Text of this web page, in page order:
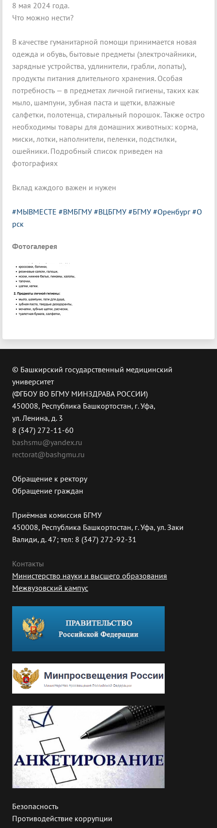
8 мая 2024 года.
Что можно нести?
В качестве гуманитарной помощи принимается новая
одежда и обувь, бытовые предметы (электрочайники,
зарядные устройства, удлинители, грабли, лопаты),
продукты питания длительного хранения. Особая
потребность — в предметах личной гигиены, таких как
мыло, шампуни, зубная паста и щетки, влажные
салфетки, полотенца, стиральный порошок. Также остро
необходимы товары для домашних животных: корма,
миски, лотки, наполнители, пеленки, подстилки,
ошейники. Подробный список приведен на
фотографиях
Вклад каждого важен и нужен
#МЫВМЕСТЕ #ВМБГМУ #ВЦБГМУ #БГМУ #Оренбург #О
рск
Фотогалерея
© Башкирский государственный медицинский
университет
(ФГБОУ ВО БГМУ МИНЗДРАВА РОССИИ)
450008, Республика Башкортостан, г. Уфа,
ул. Ленина, д. 3
8 (347) 272-11-60
bashsmu@yandex.ru
rectorat@bashgmu.ru
Обращение к ректору
Обращение граждан
Приёмная комиссия БГМУ
450008, Республика Башкортостан, г. Уфа, ул. Заки
Валиди, д. 47; тел: 8 (347) 272-92-31
Контакты
Министерство науки и высшего образования
Межвузовский кампус
Безопасность
Противодействие коррупции